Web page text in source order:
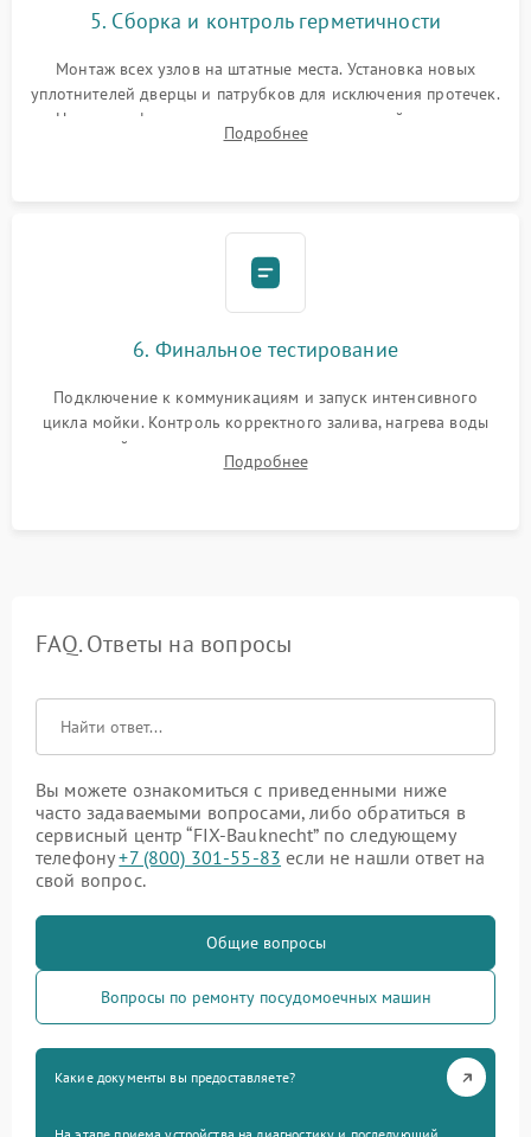
5. Сборка и контроль герметичности
Монтаж всех узлов на штатные места. Установка новых
уплотнителей дверцы и патрубков для исключения протечек.
Надежная фиксация хомутов гидравлической системы,
сборка корпуса и установка датчика поплавка.
Подробнее
6. Финальное тестирование
Подключение к коммуникациям и запуск интенсивного
цикла мойки. Контроль корректного залива, нагрева воды
до нужной температуры, отсутствия посторонних шумов,
штатного слива и абсолютной сухости в поддоне.
Подробнее
FAQ. Ответы на вопросы
Вы можете ознакомиться с приведенными ниже
часто задаваемыми вопросами, либо обратиться в
сервисный центр “FIX-Bauknecht” по следующему
телефону+7 (800) 301-55-83 если не нашли ответ на
свой вопрос.
Общие вопросы
Вопросы по ремонту посудомоечных машин
Какие документы вы предоставляете?